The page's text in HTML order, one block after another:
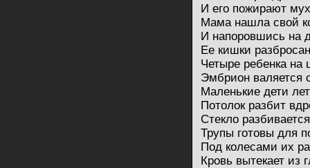
И его пожирают
Мама нашла свой
И напоровшись на
Ее кишки
Четыре ребенка на
Эмбрион валяется
Маленькие дети
Потолок разбит
Стекло
Трупы готовы для
Под колесами их
Кровь вытекает из